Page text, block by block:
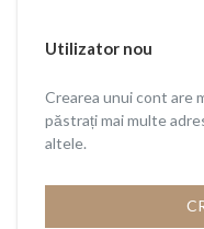
Utilizator nou
Crearea unui cont are
păstrați mai multe
altele.